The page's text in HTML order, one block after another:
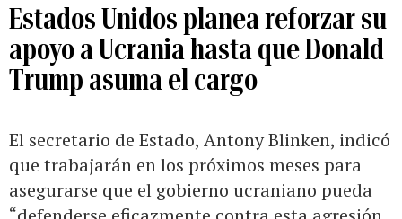
Estados Unidos planea reforzar su
apoyo a Ucrania hasta que Donald
Trump asuma el cargo
El secretario de Estado, Antony Blinken, indicó
que trabajarán en los próximos meses para
asegurarse que el gobierno ucraniano pueda